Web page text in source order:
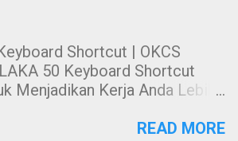
Shortcut | OKCS
50 Keyboard Shortcut
Menjadikan Kerja Anda Lebih
anda tentang Keyboard
READ MORE